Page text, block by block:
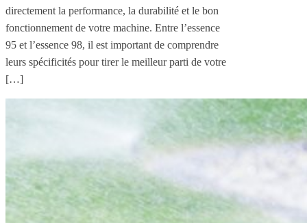
directement la performance, la durabilité et le bon
fonctionnement de votre machine. Entre l’essence
95 et l’essence 98, il est important de comprendre
leurs spécificités pour tirer le meilleur parti de votre
[…]